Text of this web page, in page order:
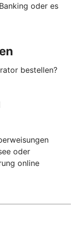
oder es
bestellen?
oder
online